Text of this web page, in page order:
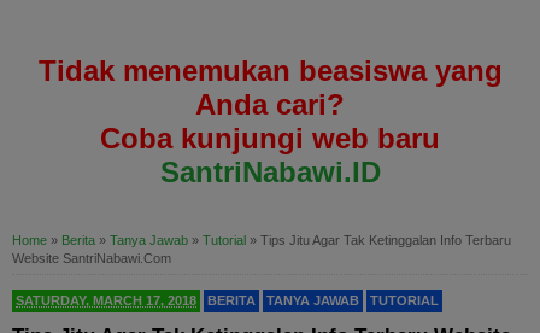
Tidak menemukan beasiswa yang
Anda cari?
Coba kunjungi web baru
SantriNabawi.ID
Home » Berita » Tanya Jawab » Tutorial » Tips Jitu Agar Tak Ketinggalan Info Terbaru
Website SantriNabawi.Com
SATURDAY, MARCH 17, 2018 BERITA TANYA JAWAB TUTORIAL